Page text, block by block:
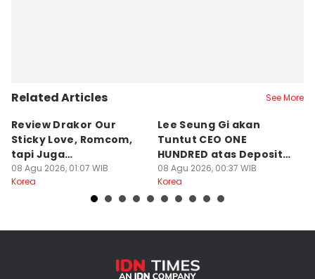
Related Articles See More
Review Drakor Our
Sticky Love, Romcom,
tapi Juga
Menegangkan!
08 Agu 2026, 01:07 WIB
Korea
Lee Seung Gi akan
Tuntut CEO ONE
HUNDRED atas Deposit
Rumah Rp132 M
08 Agu 2026, 00:37 WIB
Korea